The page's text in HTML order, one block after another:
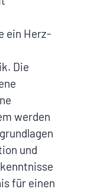
ein Herz-
Die
werden
und
für einen